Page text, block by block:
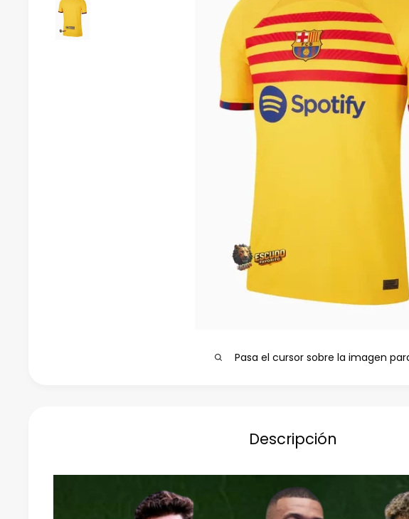
Pasa el cursor sobre la imagen
Descripción